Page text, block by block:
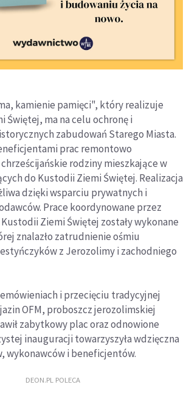
kamienie pamięci", który realizuje
Świętej, ma na celu ochronę i
zabudowań Starego Miasta.
prac remontowo
rodziny mieszkające w
do Kustodii Ziemi Świętej. Realizacja
dzięki wsparciu prywatnych i
Prace koordynowane przez
Ziemi Świętej zostały wykonane
znalazło zatrudnienie ośmiu
z Jerozolimy i zachodniego
i przecięciu tradycyjnej
OFM, proboszcz jerozolimskiej
zabytkowy plac oraz odnowione
inauguracji towarzyszyła wdzięczna
wykonawców i beneficjentów.
DEON.PL POLECA